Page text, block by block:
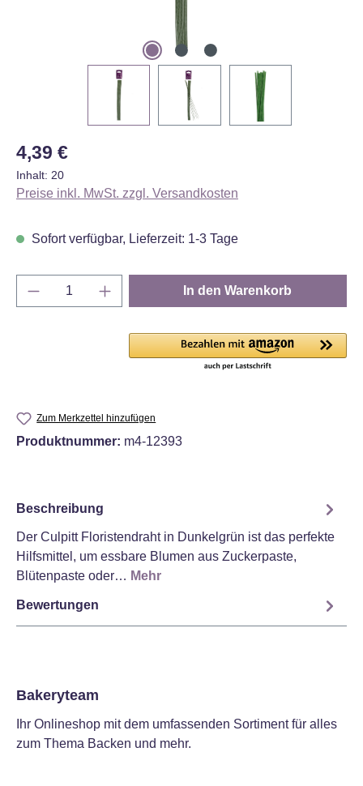
Regulärer Preis:
4,39 €
Inhalt: 20
Preise inkl. MwSt. zzgl. Versandkosten
Sofort verfügbar, Lieferzeit: 1-3 Tage
Produkt Anzahl: Gib den gewünschten
In den Warenkorb
Zum Merkzettel hinzufügen
Produktnummer: m4-12393
Beschreibung
Der Culpitt Floristendraht in Dunkelgrün ist das perfekte
Hilfsmittel, um essbare Blumen aus Zuckerpaste,
Blütenpaste oder… Mehr
Bewertungen
Bakeryteam
Ihr Onlineshop mit dem umfassenden Sortiment für alles
zum Thema Backen und mehr.